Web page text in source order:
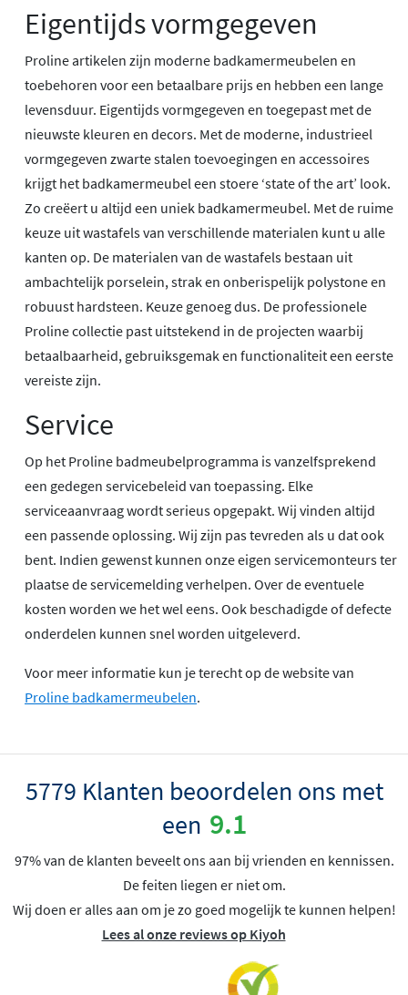
Eigentijds vormgegeven
Proline artikelen zijn moderne badkamermeubelen en
toebehoren voor een betaalbare prijs en hebben een lange
levensduur. Eigentijds vormgegeven en toegepast met de
nieuwste kleuren en decors. Met de moderne, industrieel
vormgegeven zwarte stalen toevoegingen en accessoires
krijgt het badkamermeubel een stoere ‘state of the art’ look.
Zo creëert u altijd een uniek badkamermeubel. Met de ruime
keuze uit wastafels van verschillende materialen kunt u alle
kanten op. De materialen van de wastafels bestaan uit
ambachtelijk porselein, strak en onberispelijk polystone en
robuust hardsteen. Keuze genoeg dus. De professionele
Proline collectie past uitstekend in de projecten waarbij
betaalbaarheid, gebruiksgemak en functionaliteit een eerste
vereiste zijn.
Service
Op het Proline badmeubelprogramma is vanzelfsprekend
een gedegen servicebeleid van toepassing. Elke
serviceaanvraag wordt serieus opgepakt. Wij vinden altijd
een passende oplossing. Wij zijn pas tevreden als u dat ook
bent. Indien gewenst kunnen onze eigen servicemonteurs ter
plaatse de servicemelding verhelpen. Over de eventuele
kosten worden we het wel eens. Ook beschadigde of defecte
onderdelen kunnen snel worden uitgeleverd.
Voor meer informatie kun je terecht op de website van
Proline badkamermeubelen.
5779 Klanten beoordelen ons met
een 9.1
97% van de klanten beveelt ons aan bij vrienden en kennissen.
De feiten liegen er niet om.
Wij doen er alles aan om je zo goed mogelijk te kunnen helpen!
Lees al onze reviews op Kiyoh